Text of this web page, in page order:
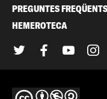
PREGUNTES FREQÜENTS
HEMEROTECA
Twitter